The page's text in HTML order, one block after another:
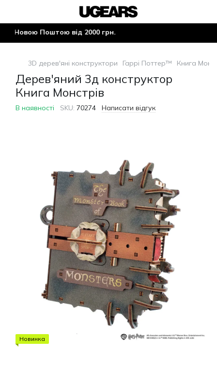
Новою Поштою від 2000 грн.
3D дерев'яні конструктори Гаррі Поттер™ Книга
Дерев'яний 3д конструктор
Книга Монстрів
В наявності SKU: 70274 Написати відгук
Новинка